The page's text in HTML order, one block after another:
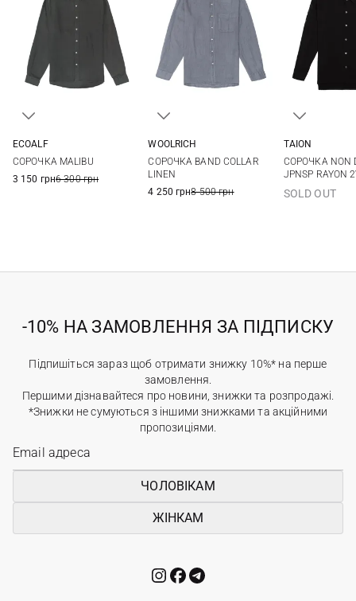
ECOALF
СОРОЧКА MALIBU
3 150 грн6 300 грн
WOOLRICH
СОРОЧКА BAND COLLAR
LINEN
4 250 грн8 500 грн
TAION
СОРОЧКА NON
JPNSP RAYON
SOLD OUT
-10% НА ЗАМОВЛЕННЯ ЗА ПІДПИСКУ
Підпишіться зараз щоб отримати знижку 10%* на перше
замовлення.
Першими дізнавайтеся про новини, знижки та розпродажі.
*Знижки не сумуються з іншими знижками та акційними
пропозиціями.
ЧОЛОВІКАМ
ЖІНКАМ